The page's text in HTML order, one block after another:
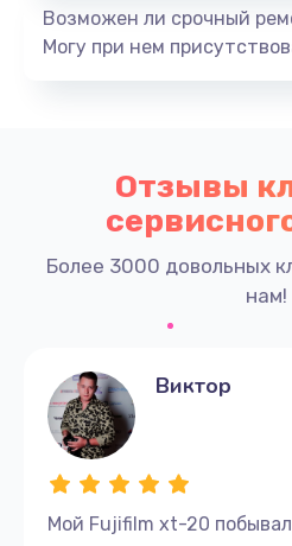
Возможен ли срочный
Могу при нем
Отзывы
Более 3000 довольных
нам!
Мой Fujifilm xt-20
Виктор